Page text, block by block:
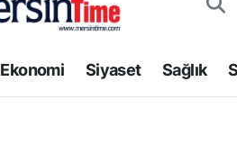
Ekonomi Siyaset Sağlık